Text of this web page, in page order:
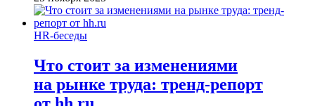
HR-беседы
Что стоит за изменениями
на рынке труда: тренд-репорт